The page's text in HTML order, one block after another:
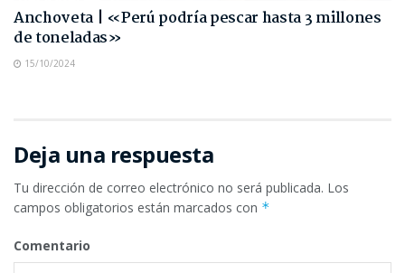
Anchoveta | «Perú podría pescar hasta 3 millones
de toneladas»
15/10/2024
Deja una respuesta
Tu dirección de correo electrónico no será publicada. Los
campos obligatorios están marcados con *
Comentario